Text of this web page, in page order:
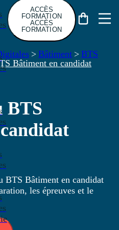
ACCÈS
FORMATION
ACCÈS
FORMATION
> Bâtiment > BTS
Bâtiment en candidat
BTS
BTS Bâtiment en candidat
les épreuves et le